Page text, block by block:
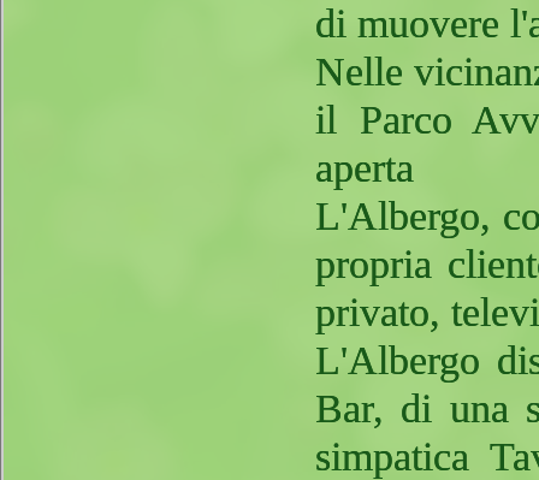
di muovere
Nelle
il Parco
aperta
L'Albergo,
propria
privato,
L'Albergo
Bar, di una
simpatica